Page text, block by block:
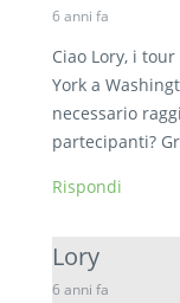
6 anni fa
Ciao Lory, i
York a
necessario
partecipanti?
Rispondi
Lory
6 anni fa